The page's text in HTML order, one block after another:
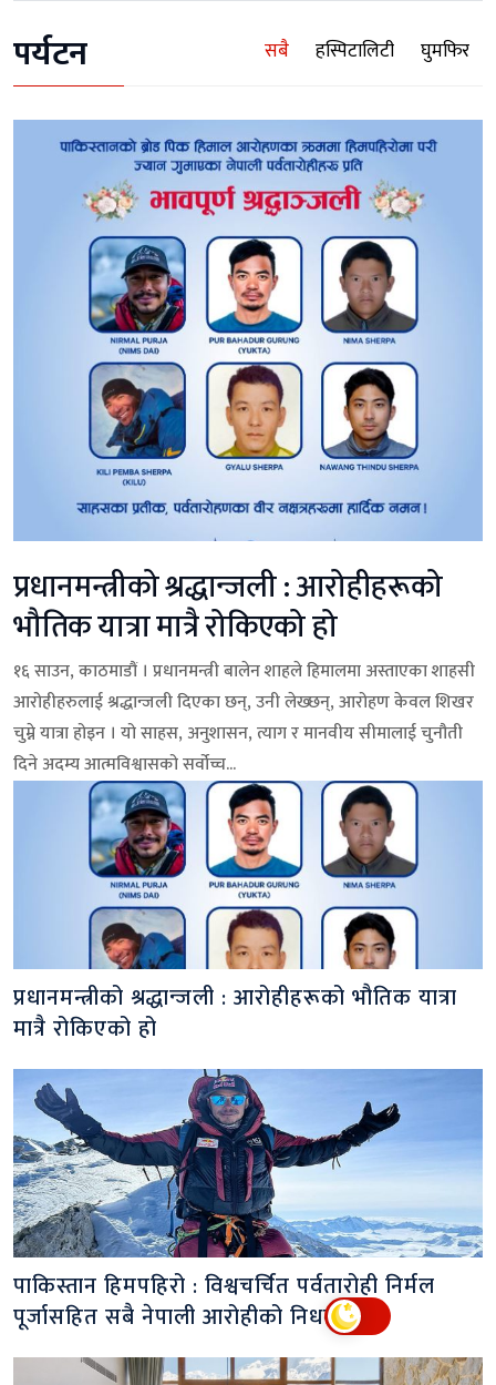
पर्यटन सबै हस्पिटालिटी घुमफिर
प्रधानमन्त्रीको श्रद्धान्जली : आरोहीहरूको
भौतिक यात्रा मात्रै रोकिएको हो
१६ साउन, काठमाडौं । प्रधानमन्त्री बालेन शाहले हिमालमा अस्ताएका शाहसी
आरोहीहरुलाई श्रद्धान्जली दिएका छन्, उनी लेख्छन्, आरोहण केवल शिखर
चुम्ने यात्रा होइन । यो साहस, अनुशासन, त्याग र मानवीय सीमालाई चुनौती
दिने अदम्य आत्मविश्वासको सर्वोच्च...
प्रधानमन्त्रीको श्रद्धान्जली : आरोहीहरूको भौतिक यात्रा
मात्रै रोकिएको हो
पाकिस्तान हिमपहिरो : विश्वचर्चित पर्वतारोही निर्मल
पूर्जासहित सबै नेपाली आरोहीको निधन